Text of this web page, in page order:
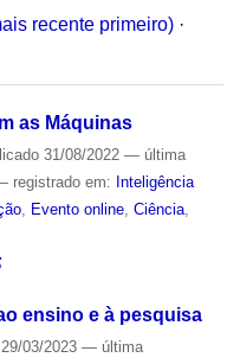
recente primeiro) ·
as Máquinas
31/08/2022 — última
registrado em: Inteligência
, Evento online, Ciência,
ensino e à pesquisa
03/2023 — última